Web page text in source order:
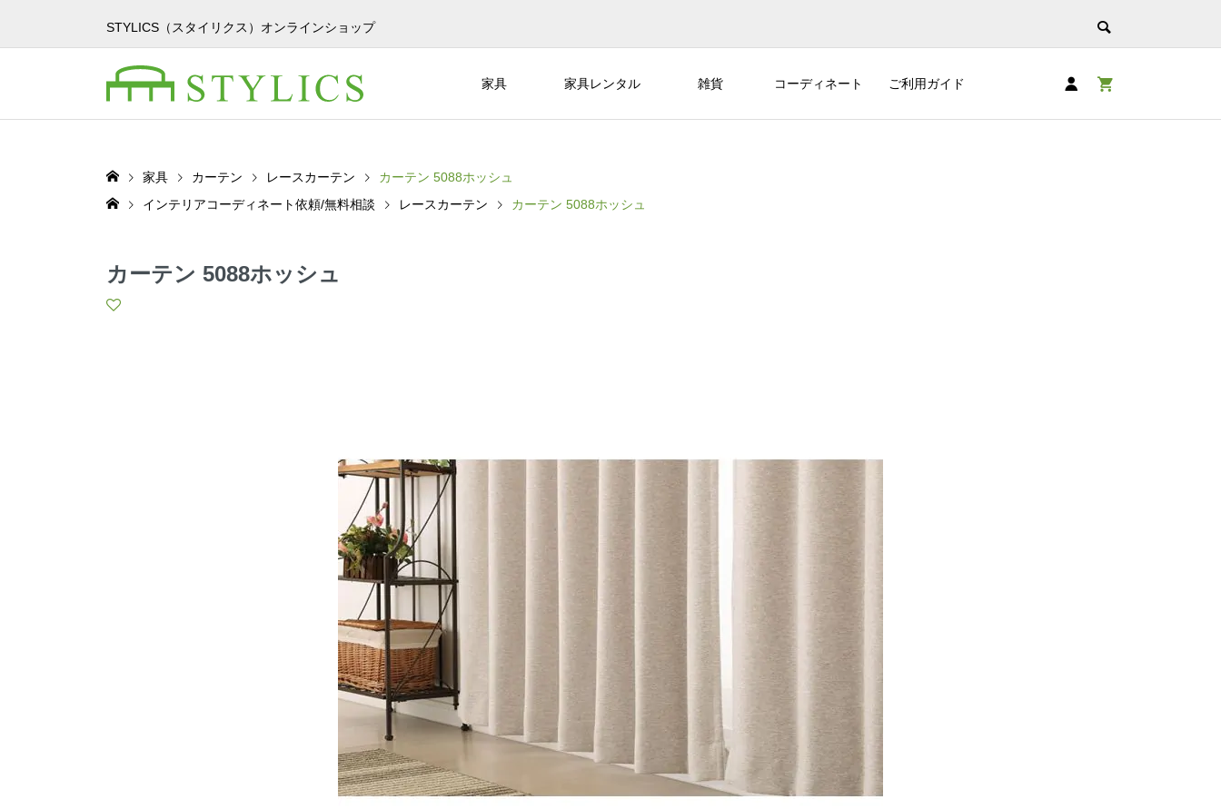
STYLICS（スタイリクス）オンラインショップ
家具 家具レンタル 雑貨 コーディネート ご利用ガイド
家具 カーテン レースカーテン
カーテン 5088ホッシュ
インテリアコーディネート依頼/無料相談
レースカーテン カーテン 5088ホッシュ
カーテン 5088ホッシュ